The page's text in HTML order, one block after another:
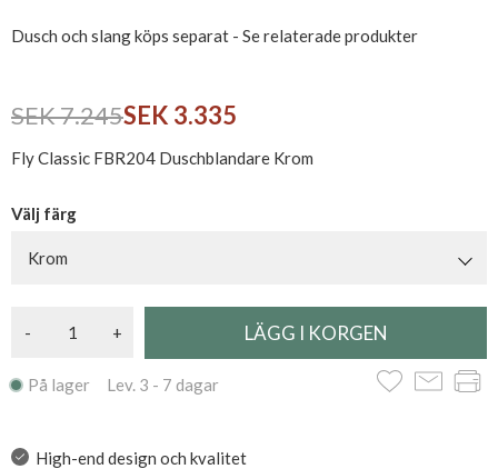
Dusch och slang köps separat - Se relaterade produkter
SEK 7.245SEK 3.335
Fly Classic FBR204 Duschblandare Krom
Välj färg
Krom
- +
På lager Lev. 3 - 7 dagar
High-end design och kvalitet